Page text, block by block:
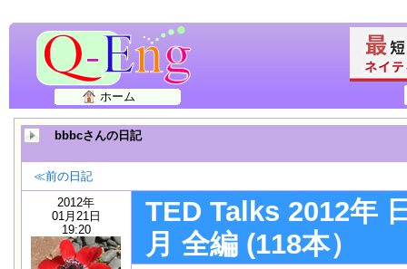
ホーム
bbbcさんの日記
≪前の日記
2012年
01月21日
19:20
TED Talks 2012年
月 全編 (118本）